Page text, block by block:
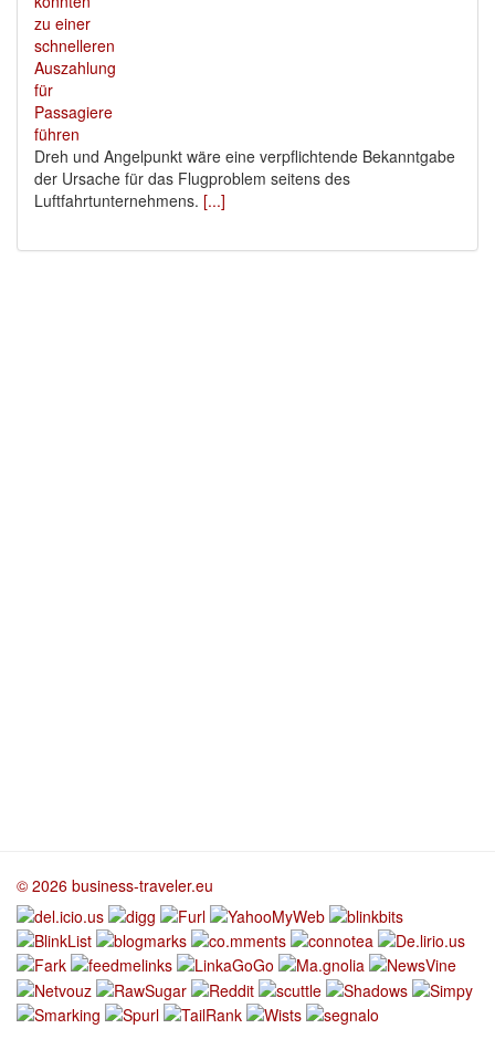
Dreh und Angelpunkt wäre eine verpflichtende Bekanntgabe
der Ursache für das Flugproblem seitens des
Luftfahrtunternehmens. [...]
© 2026 business-traveler.eu